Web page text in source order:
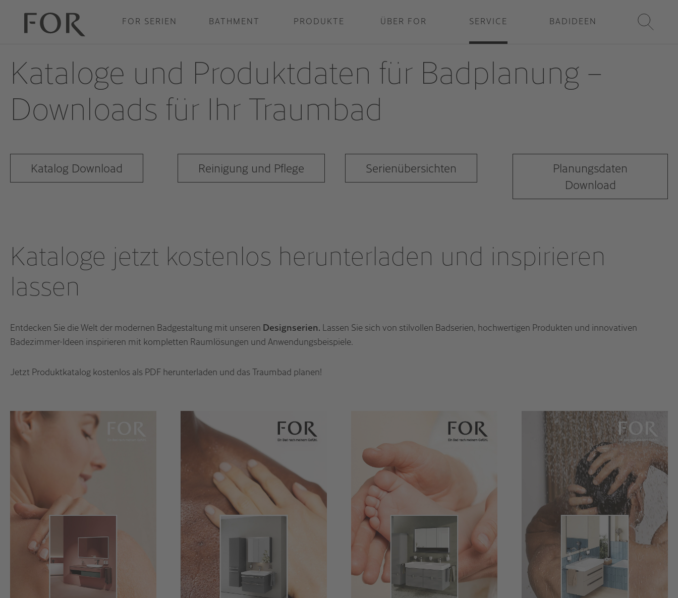
FOR SERIEN BATHMENT PRODUKTE ÜBER FOR SERVICE BADIDEEN
Kataloge und Produktdaten für Badplanung –
Downloads für Ihr Traumbad
Katalog Download Reinigung und Pflege Serienübersichten
Planungsdaten
Download
Kataloge jetzt kostenlos herunterladen und inspirieren
lassen
Entdecken Sie die Welt der modernen Badgestaltung mit unseren Designserien. Lassen Sie sich von stilvollen Badserien, hochwertigen Produkten und innovativen
Badezimmer-Ideen inspirieren mit kompletten Raumlösungen und Anwendungsbeispiele.
Jetzt Produktkatalog kostenlos als PDF herunterladen und das Traumbad planen!